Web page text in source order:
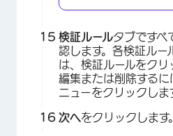
検証ルールタブですべ
認します。各検証ルー
は、検証ルールをクリ
編集または削除する
ニューをクリックしま
次へをクリックします。